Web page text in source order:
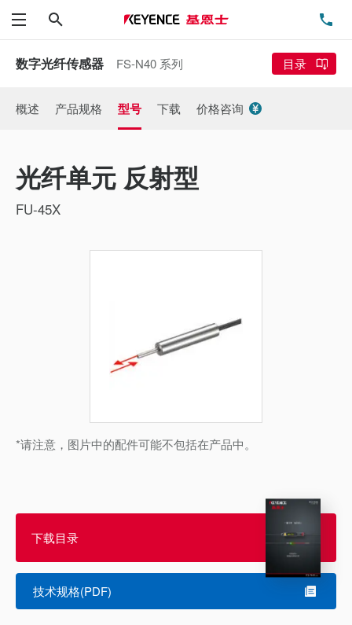
菜单
数字光纤传感器 FS-N40 系列 目录
概述 产品规格 型号 下载 价格咨询
光纤单元 反射型
FU-45X
*请注意，图片中的配件可能不包括在产品中。
下载目录
技术规格(PDF)